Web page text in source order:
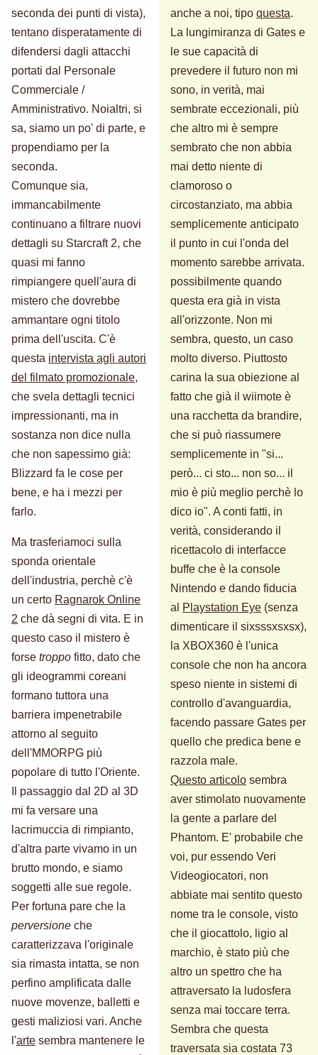
seconda dei punti di vista),
tentano disperatamente di
difendersi dagli attacchi
portati dal Personale
Commerciale /
Amministrativo. Noialtri, si
sa, siamo un po' di parte, e
propendiamo per la
seconda.
Comunque sia,
immancabilmente
continuano a filtrare nuovi
dettagli su Starcraft 2, che
quasi mi fanno
rimpiangere quell'aura di
mistero che dovrebbe
ammantare ogni titolo
prima dell'uscita. C'è
questa intervista agli autori
del filmato promozionale,
che svela dettagli tecnici
impressionanti, ma in
sostanza non dice nulla
che non sapessimo già:
Blizzard fa le cose per
bene, e ha i mezzi per
farlo.
Ma trasferiamoci sulla
sponda orientale
dell'industria, perchè c'è
un certo Ragnarok Online
2 che dà segni di vita. E in
questo caso il mistero è
forse troppo fitto, dato che
gli ideogrammi coreani
formano tuttora una
barriera impenetrabile
attorno al seguito
dell'MMORPG più
popolare di tutto l'Oriente.
Il passaggio dal 2D al 3D
mi fa versare una
lacrimuccia di rimpianto,
d'altra parte vivamo in un
brutto mondo, e siamo
soggetti alle sue regole.
Per fortuna pare che la
perversione che
caratterizzava l'originale
sia rimasta intatta, se non
perfino amplificata dalle
nuove movenze, balletti e
gesti maliziosi vari. Anche
l'arte sembra mantenere le
anche a noi, tipo questa.
La lungimiranza di Gates e
le sue capacità di
prevedere il futuro non mi
sono, in verità, mai
sembrate eccezionali, più
che altro mi è sempre
sembrato che non abbia
mai detto niente di
clamoroso o
circostanziato, ma abbia
semplicemente anticipato
il punto in cui l'onda del
momento sarebbe arrivata.
possibilmente quando
questa era già in vista
all'orizzonte. Non mi
sembra, questo, un caso
molto diverso. Piuttosto
carina la sua obiezione al
fatto che già il wiimote è
una racchetta da brandire,
che si può riassumere
semplicemente in "si...
però... ci sto... non so... il
mio è più meglio perchè lo
dico io". A conti fatti, in
verità, considerando il
ricettacolo di interfacce
buffe che è la console
Nintendo e dando fiducia
al
Playstation Eye (senza
dimenticare il sixsssxsxsx),
la XBOX360 è l'unica
console che non ha ancora
speso niente in sistemi di
controllo d'avanguardia,
facendo passare Gates per
quello che predica bene e
razzola male.
Questo articolo sembra
aver stimolato nuovamente
la gente a parlare del
Phantom. E' probabile che
voi, pur essendo Veri
Videogiocatori, non
abbiate mai sentito questo
nome tra le console, visto
che il giocattolo, ligio al
marchio, è stato più che
altro un spettro che ha
attraversato la ludosfera
senza mai toccare terra.
Sembra che questa
traversata sia costata 73